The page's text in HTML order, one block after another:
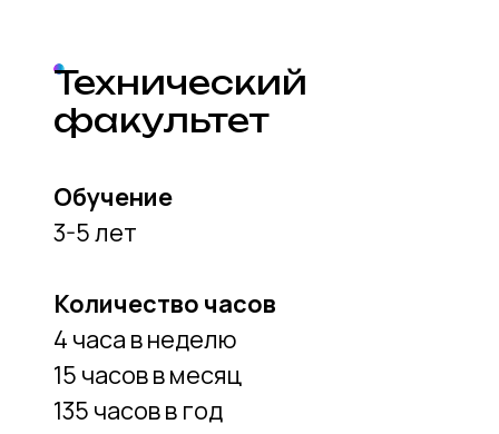
5950 руб. / мес.
При помесячной оплате
6000
Наши преимущества